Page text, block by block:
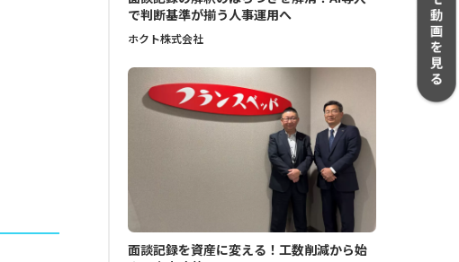
で判断基準が揃う人事運用へ
ホクト株式会社
面談記録を資産に変える！工数削減から始